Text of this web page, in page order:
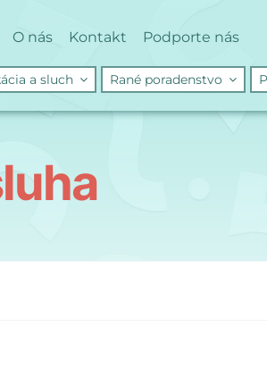
O nás Kontakt Podporte nás
a sluch Rané poradenstvo